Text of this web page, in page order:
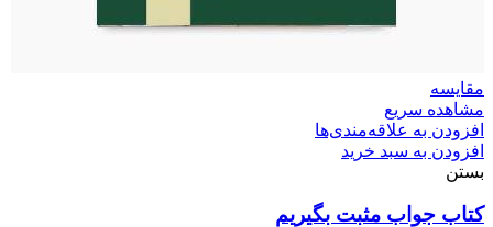
مقایسه
مشاهده سریع
افزودن به علاقه‌مندی‌ها
افزودن به سبد خرید
بستن
کتاب جواب مثبت بگیریم